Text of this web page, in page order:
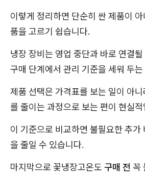
이렇게 정리하면 단순히 싼 제품이
품을 고르기 쉽습니다.
냉장 장비는 영업 중단과 바로 연결
구매 단계에서 관리 기준을 세워 두
제품 선택은 가격표를 보는 일이 아
를 줄이는 과정으로 보는 편이 현실
이 기준으로 비교하면 불필요한 추가
을 줄일 수 있습니다.
마지막으로 꽃냉장고온도 구매 전 꼭